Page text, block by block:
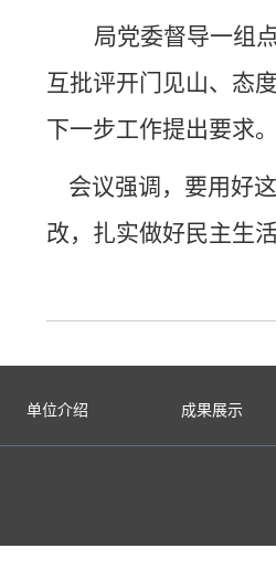
局党委督导一组
互批评开门见山、态
下一步工作提出要求
会议强调，要用好
改，扎实做好民主生
单位介绍 成果展示